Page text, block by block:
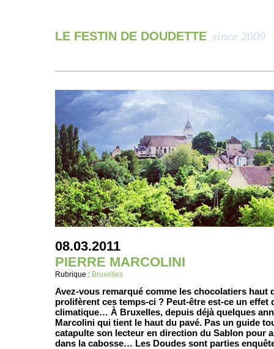
LE FESTIN DE DOUDETTE since 2009
08.03.2011
PIERRE MARCOLINI
Rubrique : Bruxelles
Avez-vous remarqué comme les chocolatiers haut
prolifèrent ces temps-ci ? Peut-être est-ce un effet
climatique… À Bruxelles, depuis déjà quelques
Marcolini qui tient le haut du pavé. Pas un guide
catapulte son lecteur en direction du Sablon pour
dans la cabosse… Les Doudes sont parties